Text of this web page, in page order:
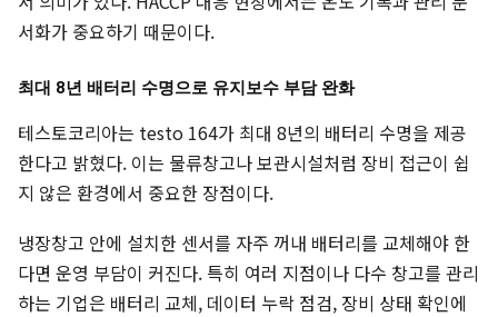
서화가 중요하기 때문이다.
최대 8년 배터리 수명으로 유지보수 부담 완화
테스토코리아는 testo 164가 최대 8년의 배터리 수명을 제공
한다고 밝혔다. 이는 물류창고나 보관시설처럼 장비 접근이 쉽
지 않은 환경에서 중요한 장점이다.
냉장창고 안에 설치한 센서를 자주 꺼내 배터리를 교체해야 한
다면 운영 부담이 커진다. 특히 여러 지점이나 다수 창고를 관리
하는 기업은 배터리 교체, 데이터 누락 점검, 장비 상태 확인에